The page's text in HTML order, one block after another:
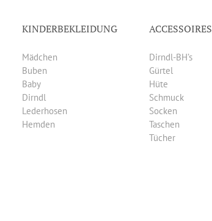
KINDERBEKLEIDUNG
Mädchen
Buben
Baby
Dirndl
Lederhosen
Hemden
ACCESSOIRES
Dirndl-BH’s
Gürtel
Hüte
Schmuck
Socken
Taschen
Tücher